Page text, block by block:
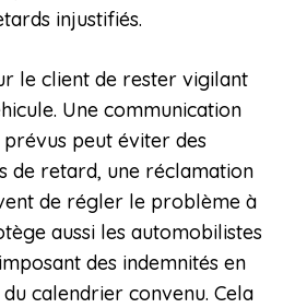
injustifiés.
le client de rester vigilant
Une communication
peut éviter des
de retard, une réclamation
de régler le problème à
aussi les automobilistes
des indemnités en
calendrier convenu. Cela